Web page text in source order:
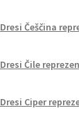
Dresi Češčina
Dresi Čile
Dresi Ciper